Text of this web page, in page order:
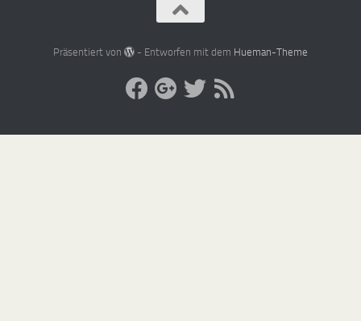
Präsentiert von - Entworfen mit dem Hueman-Theme